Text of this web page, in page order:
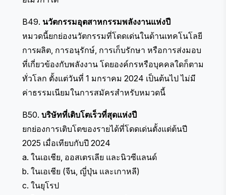
B49. นวัตกรรมอุตสาหกรรมพลังงานแห่งปี
หมวดนี้ยกย่องนวัตกรรมที่โดดเด่นในด้านเทคโนโลยี
การผลิต, การอนุรักษ์, การเก็บรักษา หรือการส่งมอบ
ที่เกี่ยวข้องกับพลังงาน โดยองค์กรหรือบุคคลใดก็ตาม
ทั่วโลก ตั้งแต่วันที่ 1 มกราคม 2024 เป็นต้นไป ไม่มี
ค่าธรรมเนียมในการสมัครสำหรับหมวดนี้
B50. บริษัทที่เติบโตเร็วที่สุดแห่งปี
ยกย่องการเติบโตของรายได้ที่โดดเด่นตั้งแต่ต้นปี
2025 เมื่อเทียบกับปี 2024
a. ในเอเชีย, ออสเตรเลีย และนิวซีแลนด์
b. ในเอเชีย (จีน, ญี่ปุ่น และเกาหลี)
c. ในยุโรป